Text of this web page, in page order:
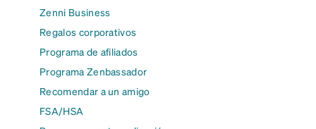
Zenni Business
Regalos corporativos
Programa de afiliados
Programa Zenbassador
Recomendar a un amigo
FSA/HSA